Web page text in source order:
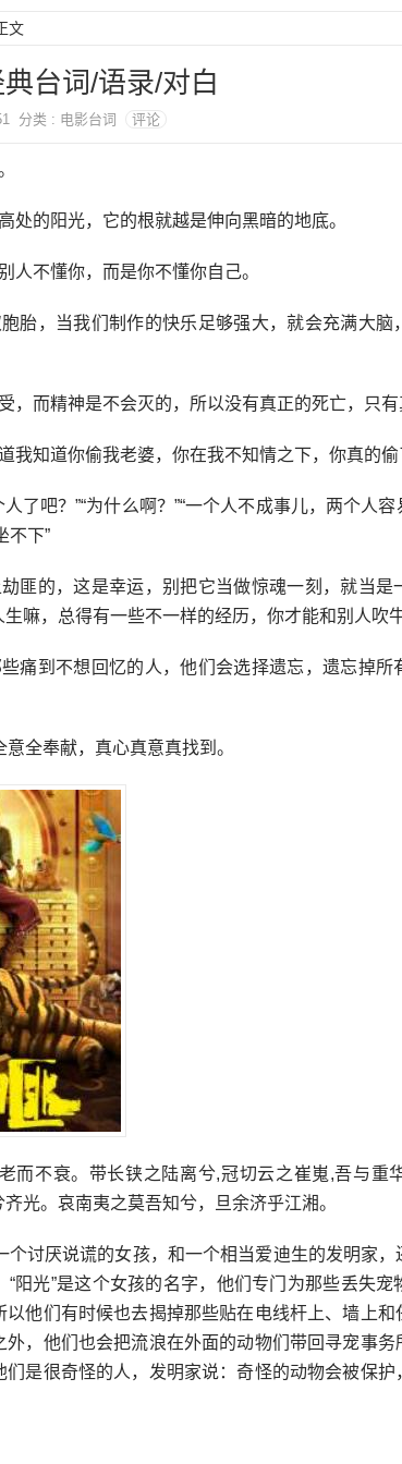
文
典台词/语录/对白
分类 : 电影台词 评论
处的阳光，它的根就越是伸向黑暗的地底。
人不懂你，而是你不懂你自己。
胎，当我们制作的快乐足够强大，就会充满大脑
，而精神是不会灭的，所以没有真正的死亡，只有
我知道你偷我老婆，你在我不知情之下，你真的偷
了吧？”“为什么啊？”“一个人不成事儿，两个人
不下”
匪的，这是幸运，别把它当做惊魂一刻，就当是
嘛，总得有一些不一样的经历，你才能和别人吹牛
痛到不想回忆的人，他们会选择遗忘，遗忘掉所
全奉献，真心真意真找到。
而不衰。带长铗之陆离兮,冠切云之崔嵬,吾与重
光。哀南夷之莫吾知兮，旦余济乎江湘。
个讨厌说谎的女孩，和一个相当爱迪生的发明家
阳光”是这个女孩的名字，他们专门为那些丢失
他们有时候也去揭掉那些贴在电线杆上、墙上
，他们也会把流浪在外面的动物们带回寻宠事
们是很奇怪的人，发明家说：奇怪的动物会被保